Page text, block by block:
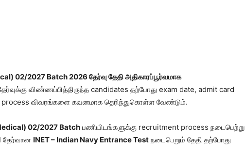
02/2027 Batch 2026 தேர்வு தேதி அதிகாரப்பூர்வமாக
விண்ணப்பித்திருந்த candidates தற்போது exam date, admit card
process விவரங்களை கவனமாக தெரிந்துகொள்ள வேண்டும்.
02/2027 Batch பணியிடங்களுக்கு recruitment process நடைபெற்று
தேர்வான INET – Indian Navy Entrance Test நடைபெறும் தேதி தற்போது